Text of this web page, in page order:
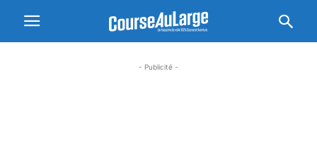
- Publicité -